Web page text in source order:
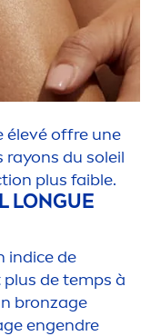
élevé offre une
rayons du soleil
ion plus faible.
LONGUE
indice de
plus de temps à
bronzage
engendre